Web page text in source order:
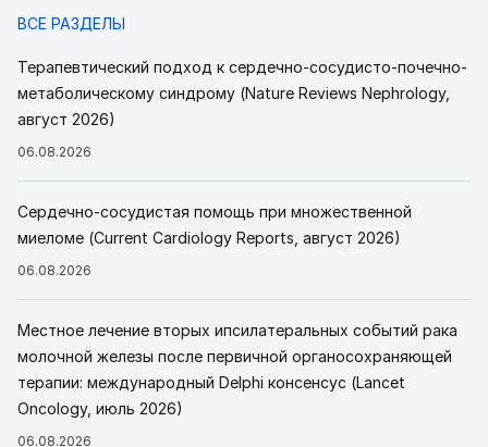
ВСЕ РАЗДЕЛЫ
Терапевтический подход к сердечно-сосудисто-почечно-
метаболическому синдрому (Nature Reviews Nephrology,
август 2026)
06.08.2026
Сердечно-сосудистая помощь при множественной
миеломе (Current Cardiology Reports, август 2026)
06.08.2026
Местное лечение вторых ипсилатеральных событий рака
молочной железы после первичной органосохраняющей
терапии: международный Delphi консенсус (Lancet
Oncology, июль 2026)
06.08.2026